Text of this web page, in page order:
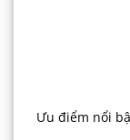
Ưu điểm nổi